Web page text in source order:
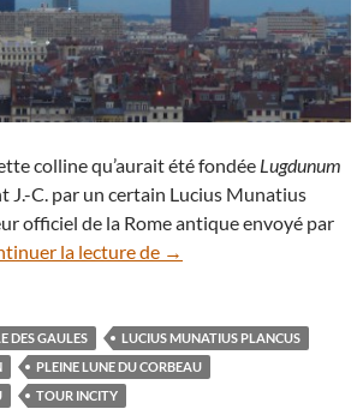
colline qu’aurait été fondée Lugdunum
J.-C. par un certain Lucius Munatius
officiel de la Rome antique envoyé par
la lecture de La Pleine Lune du
→
DES GAULES
LUCIUS MUNATIUS PLANCUS
PLEINE LUNE DU CORBEAU
TOUR INCITY